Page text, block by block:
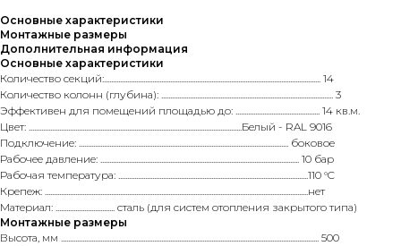
Основные характеристики
Монтажные размеры
Дополнительная информация
Основные характеристики
Количество секций:......................................................................................................................... 14
Количество колонн (глубина): ................................................................................................ 3
Эффективен для помещений площадью до: ............................................... 14 кв.м.
Цвет: .......................................................................................................................Белый - RAL 9016
Подключение: ..................................................................................................................... боковое
Рабочее давление: ............................................................................................................... 10 бар
Рабочая температура: ..........................................................................................................110 °C
Крепеж: ...................................................................................................................................................нет
Материал: ................................. сталь (для систем отопления закрытого типа)
Монтажные размеры
Высота, мм ................................................................................................................................................ 500